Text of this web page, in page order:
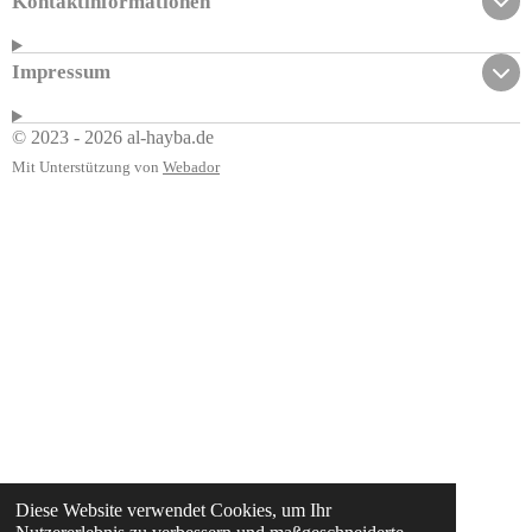
Diese Website verwendet Cookies, um Ihr
Impressum
© 2023 - 2026 al-hayba.de
Mit Unterstützung von Webador